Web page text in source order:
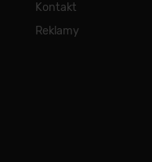
Kontakt
Reklamy